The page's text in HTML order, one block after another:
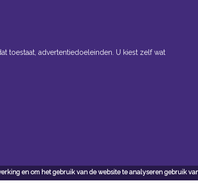
en om het gebruik van de website te analyseren gebruik
ons Openingsuren
toestaat, advertentiedoeleinden. U kiest zelf wat